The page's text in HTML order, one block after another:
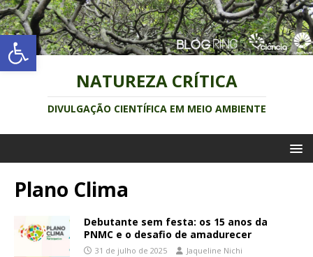
Abrir a barra de ferramentas
NATUREZA CRÍTICA
DIVULGAÇÃO CIENTÍFICA EM MEIO AMBIENTE
Plano Clima
Debutante sem festa: os 15 anos da
PNMC e o desafio de amadurecer
31 de julho de 2025 Jaqueline Nichi